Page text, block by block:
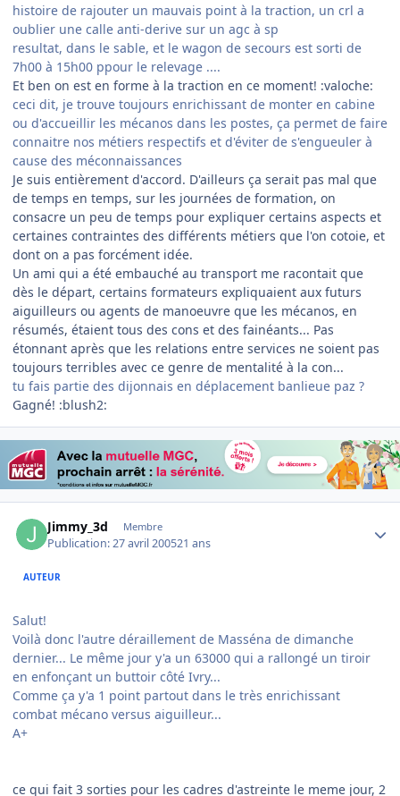
histoire de rajouter un mauvais point à la traction, un crl a
oublier une calle anti-derive sur un agc à sp
resultat, dans le sable, et le wagon de secours est sorti de
7h00 à 15h00 ppour le relevage ....
Et ben on est en forme à la traction en ce moment! :valoche:
ceci dit, je trouve toujours enrichissant de monter en cabine
ou d'accueillir les mécanos dans les postes, ça permet de faire
connaitre nos métiers respectifs et d'éviter de s'engueuler à
cause des méconnaissances
Je suis entièrement d'accord. D'ailleurs ça serait pas mal que
de temps en temps, sur les journées de formation, on
consacre un peu de temps pour expliquer certains aspects et
certaines contraintes des différents métiers que l'on cotoie, et
dont on a pas forcément idée.
Un ami qui a été embauché au transport me racontait que
dès le départ, certains formateurs expliquaient aux futurs
aiguilleurs ou agents de manoeuvre que les mécanos, en
résumés, étaient tous des cons et des fainéants... Pas
étonnant après que les relations entre services ne soient pas
toujours terribles avec ce genre de mentalité à la con...
tu fais partie des dijonnais en déplacement banlieue paz ?
Gagné! :blush2:
Jimmy_3d Membre
Publication:27 avril 200521 ans
AUTEUR
Salut!
Voilà donc l'autre déraillement de Masséna de dimanche
dernier... Le même jour y'a un 63000 qui a rallongé un tiroir
en enfonçant un buttoir côté Ivry...
Comme ça y'a 1 point partout dans le très enrichissant
combat mécano versus aiguilleur...
A+
ce qui fait 3 sorties pour les cadres d'astreinte le meme jour, 2